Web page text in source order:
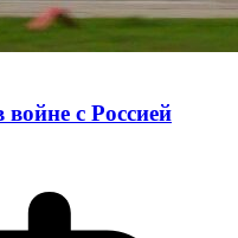
с Россией